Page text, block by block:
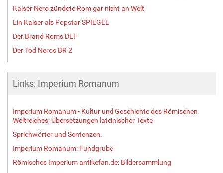
Kaiser Nero zündete Rom gar nicht an Welt
Ein Kaiser als Popstar SPIEGEL
Der Brand Roms DLF
Der Tod Neros BR 2
Links: Imperium Romanum
Imperium Romanum - Kultur und Geschichte des Römischen
Weltreiches; Übersetzungen lateinischer Texte
Sprichwörter und Sentenzen.
Imperium Romanum: Fundgrube
Römisches Imperium antikefan.de: Bildersammlung